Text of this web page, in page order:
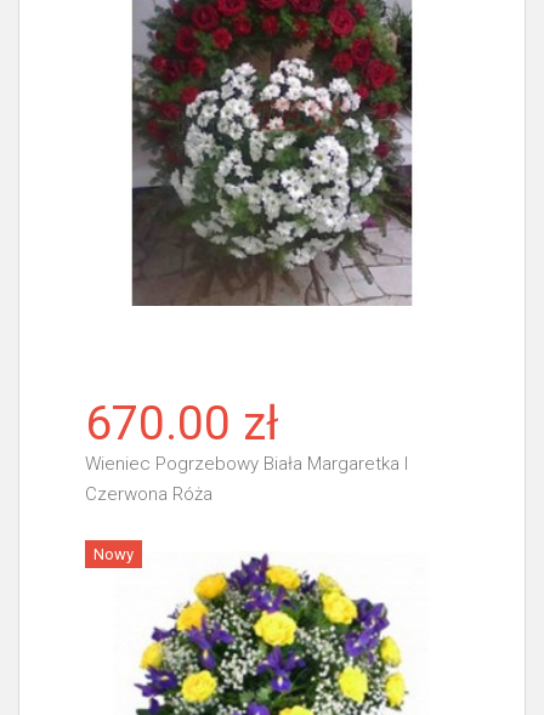
670.00 zł
Wieniec Pogrzebowy Biała Margaretka I
Czerwona Róża
Więcej
Nowy